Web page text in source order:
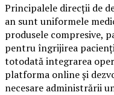
Principalele direcții de
an sunt uniformele
produsele compresive,
pentru îngrijirea
totodată integrarea
platforma online și
necesare administrării